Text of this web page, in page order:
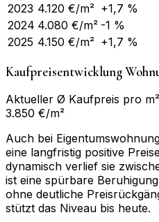
2023 4.120 €/m² +1,7 %
2024 4.080 €/m² -1 %
2025 4.150 €/m² +1,7 %
Kaufpreisentwicklung
Aktueller Ø Kaufpreis pro
3.850 €/m²
Auch bei
eine langfristig positive
dynamisch verlief sie
ist eine spürbare
ohne deutliche
stützt das Niveau bis heute.